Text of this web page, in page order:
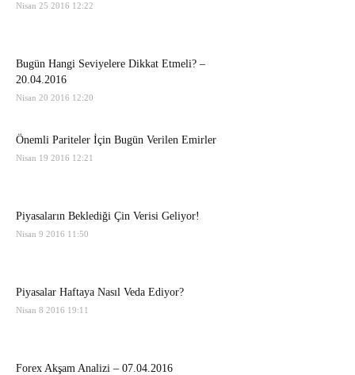
Nisan 25 2016 12:22
Bugün Hangi Seviyelere Dikkat Etmeli? –
20.04.2016
Nisan 20 2016 12:20
Önemli Pariteler İçin Bugün Verilen Emirler
Nisan 19 2016 12:21
Piyasaların Beklediği Çin Verisi Geliyor!
Nisan 9 2016 11:50
Piyasalar Haftaya Nasıl Veda Ediyor?
Nisan 8 2016 19:11
Forex Akşam Analizi – 07.04.2016